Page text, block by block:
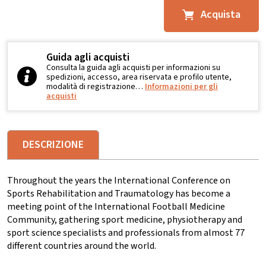
Acquista
Guida agli acquisti
Consulta la guida agli acquisti per informazioni su
spedizioni, accesso, area riservata e profilo utente,
modalità di registrazione… Informazioni per gli
acquisti
DESCRIZIONE
Throughout the years the International Conference on
Sports Rehabilitation and Traumatology has become a
meeting point of the International Football Medicine
Community, gathering sport medicine, physiotherapy and
sport science specialists and professionals from almost 77
different countries around the world.